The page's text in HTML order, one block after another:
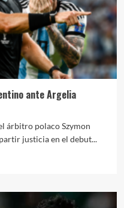
ante Argelia
árbitro polaco Szymon
justicia en el debut...